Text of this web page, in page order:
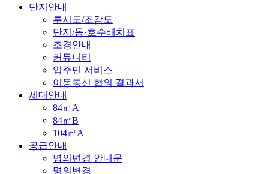
단지안내
투시도/조감도
단지/동·호수배치표
조경안내
커뮤니티
입주민 서비스
이동통신 협의 결과서
세대안내
84㎡A
84㎡B
104㎡A
공급안내
명의변경 안내문
명의변경